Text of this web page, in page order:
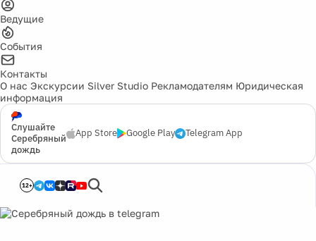
Ведущие
События
Контакты
О нас Экскурсии Silver Studio Рекламодателям Юридическая
информация
Слушайте
Серебряный
дождь
App Store Google Play Telegram App
12+